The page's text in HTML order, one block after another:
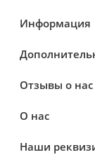
Информация
Отзывы о нас
О нас
Наши